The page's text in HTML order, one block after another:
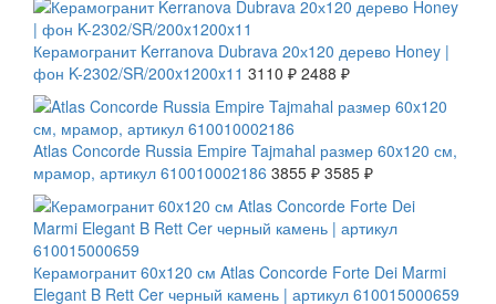
Керамогранит Kerranova Dubrava 20х120 дерево Honey |
фон K-2302/SR/200x1200x11 3110 ₽ 2488 ₽
Atlas Concorde Russia Empire Tajmahal размер 60x120 см,
мрамор, артикул 610010002186 3855 ₽ 3585 ₽
Керамогранит 60x120 см Atlas Concorde Forte Dei Marmi
Elegant B Rett Cer черный камень | артикул 610015000659